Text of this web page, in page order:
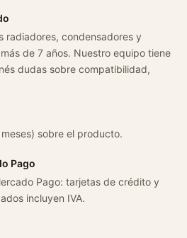
radiadores, condensadores y
de 7 años. Nuestro equipo tiene
dudas sobre compatibilidad,
sobre el producto.
Pago
Pago: tarjetas de crédito y
incluyen IVA.